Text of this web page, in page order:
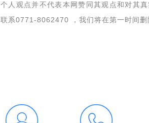
个人观点并不代表本网赞同其观点和对其
联系0771-8062470 ，我们将在第一时间删